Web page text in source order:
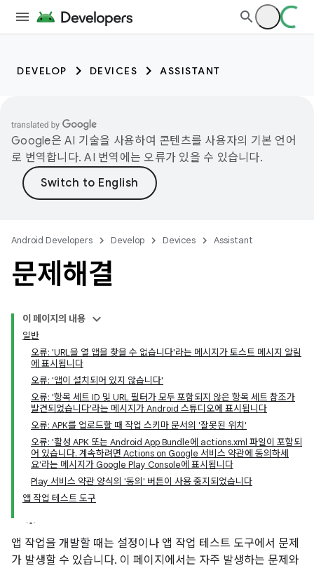
DEVELOP DEVICES ASSISTANT
Google은 AI 기술을 사용하여 콘텐츠를 사용자의 기본 언어
로 번역합니다. AI 번역에는 오류가 있을 수 있습니다.
Android Developers Develop Devices Assistant
문제해결
이 페이지의 내용
일반
오류: 'URL을 열 앱을 찾을 수 없습니다'라는 메시지가 토스트 메시지 알림
에 표시됩니다
오류: '앱이 설치되어 있지 않습니다'
오류: '항목 세트 ID 및 URL 필터가 모두 포함되지 않은 항목 세트 참조가
발견되었습니다'라는 메시지가 Android 스튜디오에 표시됩니다
오류: APK를 업로드할 때 작업 스키마 문서의 '잘못된 위치'
오류: '활성 APK 또는 Android App Bundle에 actions.xml 파일이 포함되
어 있습니다. 계속하려면 Actions on Google 서비스 약관에 동의하세
요'라는 메시지가 Google Play Console에 표시됩니다
Play 서비스 약관 양식의 '동의' 버튼이 사용 중지되었습니다
앱 작업 테스트 도구
앱 작업을 개발할 때는 설정이나 앱 작업 테스트 도구에서 문제
가 발생할 수 있습니다. 이 페이지에서는 자주 발생하는 문제와